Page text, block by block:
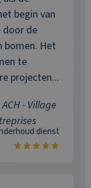
begin van
door de
bomen. Het
te
projecten...
dienst